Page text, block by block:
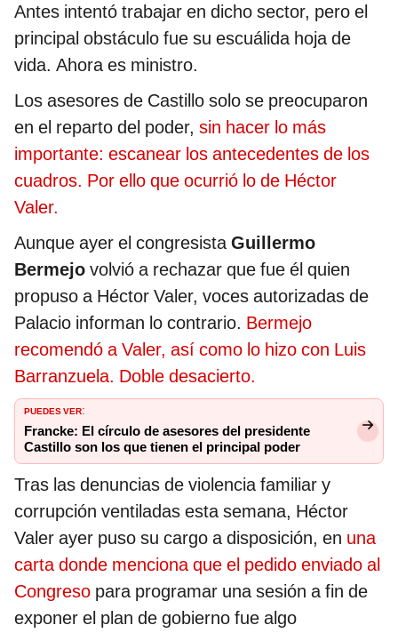
Antes intentó trabajar en dicho sector, pero el
principal obstáculo fue su escuálida hoja de
vida. Ahora es ministro.
Los asesores de Castillo solo se preocuparon
en el reparto del poder, sin hacer lo más
importante: escanear los antecedentes de los
cuadros. Por ello que ocurrió lo de Héctor
Valer.
Aunque ayer el congresistaGuillermo
Bermejo volvió a rechazar que fue él quien
propuso a Héctor Valer, voces autorizadas de
Palacio informan lo contrario. Bermejo
recomendó a Valer, así como lo hizo con Luis
Barranzuela. Doble desacierto.
PUEDES VER:
Francke: El círculo de asesores del presidente
Castillo son los que tienen el principal poder
Tras las denuncias de violencia familiar y
corrupción ventiladas esta semana, Héctor
Valer ayer puso su cargo a disposición, en una
carta donde menciona que el pedido enviado al
Congreso para programar una sesión a fin de
exponer el plan de gobierno fue algo